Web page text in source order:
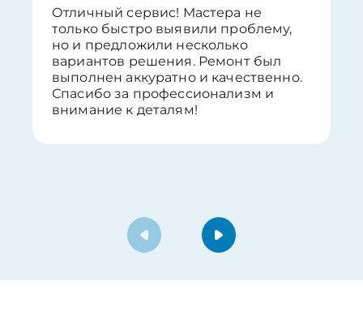
Отличный сервис! Мастера не
только быстро выявили проблему,
но и предложили несколько
вариантов решения. Ремонт был
выполнен аккуратно и качественно.
Спасибо за профессионализм и
внимание к деталям!